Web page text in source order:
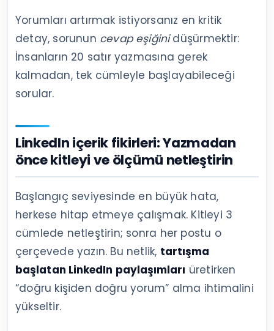
Yorumları artırmak istiyorsanız en kritik
detay, sorunun cevap eşiğinidüşürmektir:
İnsanların 20 satır yazmasına gerek
kalmadan, tek cümleyle başlayabileceği
sorular.
LinkedIn içerik fikirleri: Yazmadan
önce kitleyi ve ölçümü netleştirin
Başlangıç seviyesinde en büyük hata,
herkese hitap etmeye çalışmak. Kitleyi 3
cümlede netleştirin; sonra her postu o
çerçevede yazın. Bu netlik, tartışma
başlatan LinkedIn paylaşımları üretirken
“doğru kişiden doğru yorum” alma ihtimalini
yükseltir.